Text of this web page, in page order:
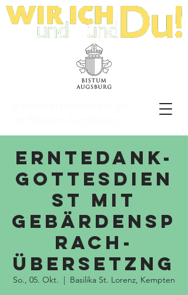
Erntedank-
Gottesdien
st mit
Gebärdensp
rach-
Übersetzng
So., 05. Okt.
  |
Basilika St. Lorenz, Kempten